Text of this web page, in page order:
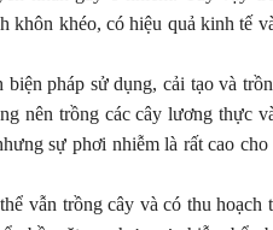
khôn khéo, có hiệu quả kinh tế
pháp sử dụng, cải tạo và
nên trồng các cây lương thực
sự phơi nhiễm là rất cao
vẫn trồng cây và có thu hoạch